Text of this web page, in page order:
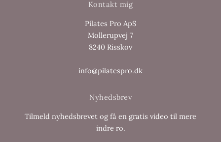
Kontakt mig
Pilates Pro ApS
Mollerupvej 7
8240 Risskov
info@pilatespro.dk
Nyhedsbrev
Tilmeld nyhedsbrevet og få en gratis video til mere
indre ro.